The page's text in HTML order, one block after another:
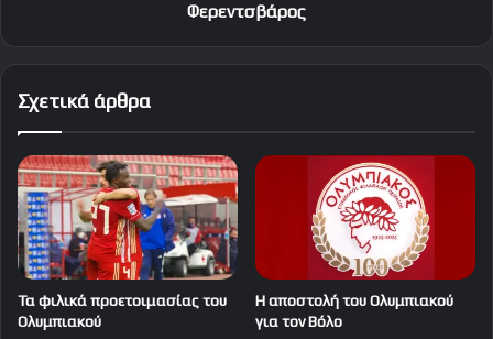
Φερεντσβάρος
Σχετικά άρθρα
Τα φιλικά προετοιμασίας του
Ολυμπιακού
Η αποστολή του Ολυμπιακού
για τον Βόλο